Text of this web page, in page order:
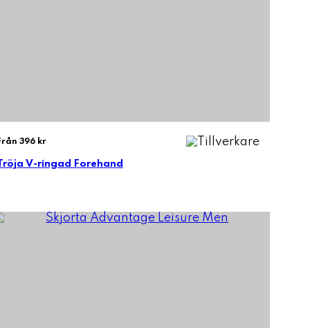
396 kr
V-ringad Forehand